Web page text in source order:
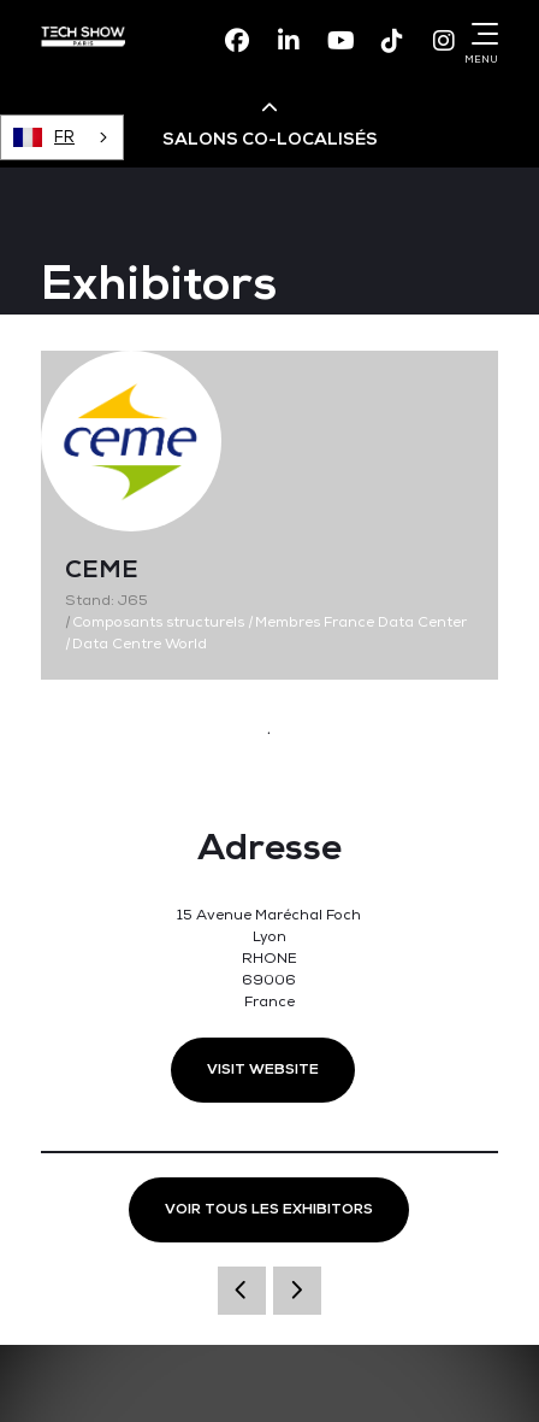
FacebookLinkedinYoutubeTikTok
MENU
FR SALONS CO-LOCALISÉS
Devops Live
Cloud & Cyber Security
Data & AI Leaders Summit
Data Centre World
Exhibitors
CEME
Stand: J65
|Composants structurels |Membres France Data Center
|Data Centre World
.
Adresse
15 Avenue Maréchal Foch
Lyon
RHONE
69006
France
VISIT WEBSITE
VOIR TOUS LES EXHIBITORS